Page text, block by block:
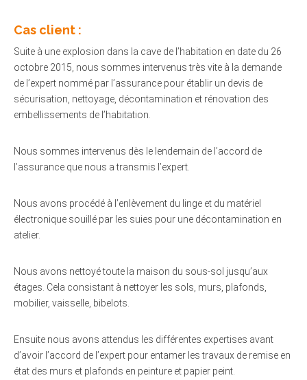
Cas client :
Suite à une explosion dans la cave de l’habitation en date du 26
octobre 2015, nous sommes intervenus très vite à la demande
de l’expert nommé par l’assurance pour établir un devis de
sécurisation, nettoyage, décontamination et rénovation des
embellissements de l’habitation.
Nous sommes intervenus dès le lendemain de l’accord de
l’assurance que nous a transmis l’expert.
Nous avons procédé à l’enlèvement du linge et du matériel
électronique souillé par les suies pour une décontamination en
atelier.
Nous avons nettoyé toute la maison du sous-sol jusqu’aux
étages. Cela consistant à nettoyer les sols, murs, plafonds,
mobilier, vaisselle, bibelots.
Ensuite nous avons attendus les différentes expertises avant
d’avoir l’accord de l’expert pour entamer les travaux de remise en
état des murs et plafonds en peinture et papier peint.